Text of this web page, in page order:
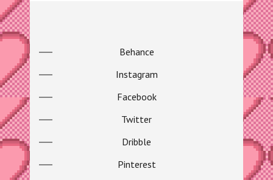
Behance
Instagram
Facebook
Twitter
Dribble
Pinterest